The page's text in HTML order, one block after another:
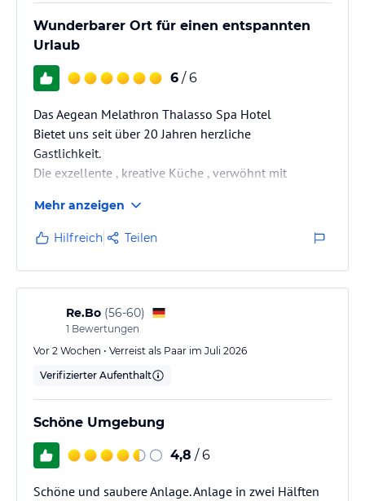
Wunderbarer Ort für einen entspannten
Urlaub
6 / 6
Das Aegean Melathron Thalasso Spa Hotel
Bietet uns seit über 20 Jahren herzliche
Gastlichkeit.
Die exzellente , kreative Küche , verwöhnt mit
!
In der äußerst gepflegten Anlage mit herrlichem
Garten und etlichen Pools und dem feinen
Sandstrand ,finden Kleine und Erwachsene Gäste ihr
Plätzchen für einen entspannten Urlaub .
Ein herzliches Dankeschön dem Hotelteam !
Wir kommen gerne wieder.
Familie 11 Personen 7 bis 70 Jahre
Mehr anzeigen
Hilfreich Teilen
Re.Bo (56-60)
1 Bewertungen
Vor 2 Wochen • Verreist als Paar im Juli 2026
Verifizierter Aufenthalt
Schöne Umgebung
4,8 / 6
Schöne und saubere Anlage. Anlage in zwei Hälften